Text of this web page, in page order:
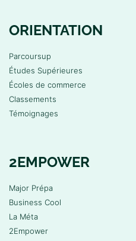
ORIENTATION
Parcoursup
Études Supérieures
Écoles de commerce
Classements
Témoignages
2EMPOWER
Major Prépa
Business Cool
La Méta
2Empower